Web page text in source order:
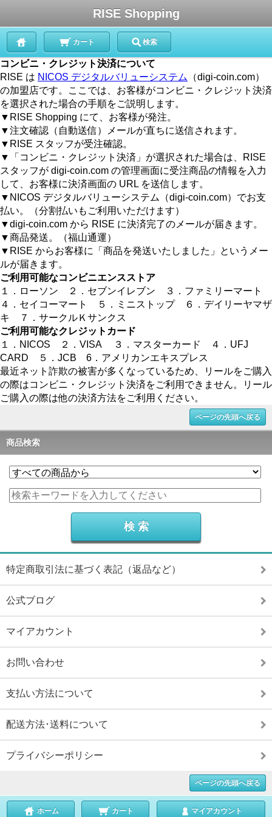
RISE Shopping
カート 検索
コンビニ・クレジット決済について
RISE は NICOS デジタルバリューシステム
（digi-coin.com）
の加盟店です。ここでは、お客様がコンビニ・クレジット決済
を選択された場合の手順をご説明します。
▼RISE Shopping にて、お客様が発注。
▼注文確認（自動送信）メールが直ちに送信されます。
▼RISE スタッフが受注確認。
▼「コンビニ・クレジット決済」が選択された場合は、RISE
スタッフが digi-coin.com の管理画面に受注商品の情報を入力
して、お客様に決済画面の URL を送信します。
▼NICOS デジタルバリューシステム（digi-coin.com）でお支
払い。（分割払いもご利用いただけます）
▼digi-coin.com から RISE に決済完了のメールが届きます。
▼商品発送。（福山通運）
▼RISE からお客様に「商品を発送いたしました」というメー
ルが届きます。
ご利用可能なコンビニエンスストア
１．ローソン ２．セブンイレブン ３．ファミリーマート
４．セイコーマート ５．ミニストップ ６．デイリーヤマザ
キ ７．サークルＫサンクス
ご利用可能なクレジットカード
１．NICOS ２．VISA ３．マスターカード ４．UFJ
CARD ５．JCB 6．アメリカンエキスプレス
最近ネット詐欺の被害が多くなっているため、リールをご購入
の際はコンビニ・クレジット決済をご利用できません。リール
ご購入の際は他の決済方法をご利用ください。
ページの先頭へ戻る
商品検索
特定商取引法に基づく表記（返品など）
公式ブログ
マイアカウント
お問い合わせ
支払い方法について
配送方法･送料について
プライバシーポリシー
ページの先頭へ戻る
ホーム カート マイアカウント